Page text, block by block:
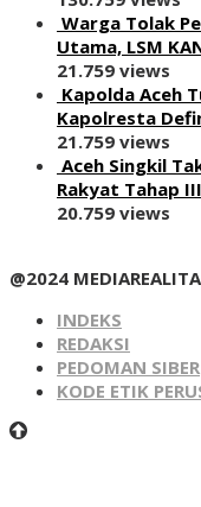
Warga Tolak
Utama, LSM
21.759 views
Kapolda Aceh
Kapolresta
21.759 views
Aceh Singkil
Rakyat Tahap
20.759 views
@2024
INDEKS
REDAKSI
PEDOMAN SIBER
KODE ETIK